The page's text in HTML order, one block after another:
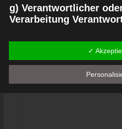
Étoile Olympique Sidi
Bouzid (EOSB)
Stade Municipal 17
g) Verantwortlicher
Verarbeitung
die natürliche oder juristische
andere Stelle, die allein oder
Daten entscheidet. Sind die
✓